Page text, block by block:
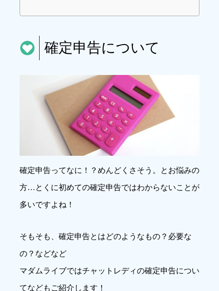
確定申告について
確定申告ってなに！？めんどくさそう。とお悩みの
方…とくに初めての確定申告ではわからないことが
多いですよね！
そもそも、確定申告とはどのようなもの？必要な
の？などなど
マダムライブではチャットレディの確定申告につい
てなどもご紹介します！